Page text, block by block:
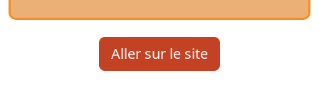
Aller sur le site